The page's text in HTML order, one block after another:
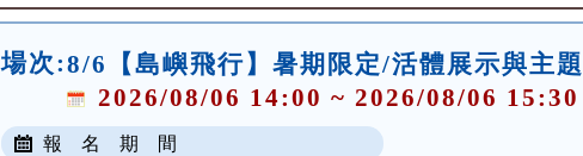
場次:8/6【島嶼飛行】暑期限定/活體展示與主
2026/08/06 14:00 ~ 2026/08/06 15:30
報 名 期 間